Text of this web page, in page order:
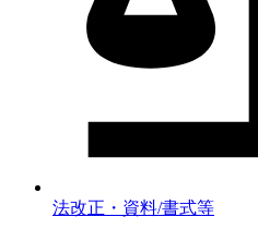
法改正・資料/書式等